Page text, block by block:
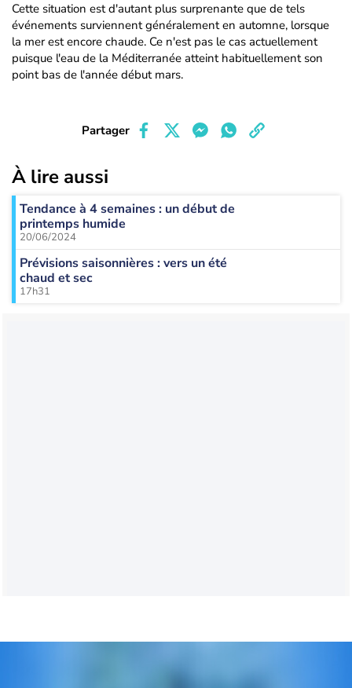
Cette situation est d'autant plus surprenante que de tels
événements surviennent généralement en automne, lorsque
la mer est encore chaude. Ce n'est pas le cas actuellement
puisque l'eau de la Méditerranée atteint habituellement son
point bas de l'année début mars.
Partager
À lire aussi
Tendance à 4 semaines : un début de
printemps humide
20/06/2024
Prévisions saisonnières : vers un été
chaud et sec
17h31